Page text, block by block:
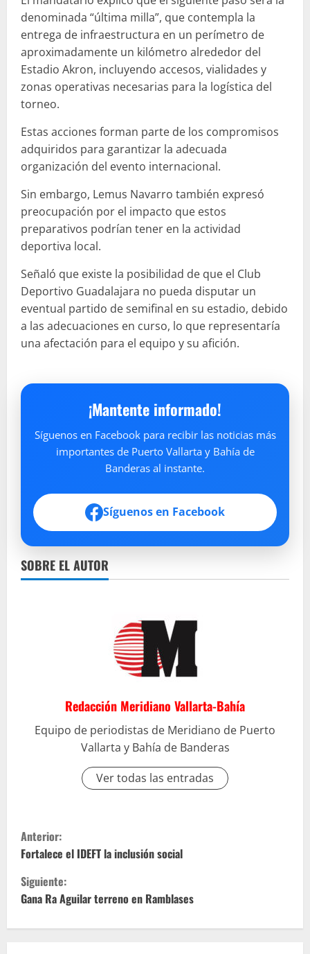
denominada “última milla”, que contempla la
entrega de infraestructura en un perímetro de
aproximadamente un kilómetro alrededor del
Estadio Akron, incluyendo accesos, vialidades y
zonas operativas necesarias para la logística del
torneo.
Estas acciones forman parte de los compromisos
adquiridos para garantizar la adecuada
organización del evento internacional.
Sin embargo, Lemus Navarro también expresó
preocupación por el impacto que estos
preparativos podrían tener en la actividad
deportiva local.
Señaló que existe la posibilidad de que el Club
Deportivo Guadalajara no pueda disputar un
eventual partido de semifinal en su estadio, debido
a las adecuaciones en curso, lo que representaría
una afectación para el equipo y su afición.
¡Mantente informado!
Síguenos en Facebook para recibir las noticias más
importantes de Puerto Vallarta y Bahía de
Banderas al instante.
Síguenos en Facebook
SOBRE EL AUTOR
Redacción Meridiano Vallarta-Bahía
Equipo de periodistas de Meridiano de Puerto
Vallarta y Bahía de Banderas
Ver todas las entradas
S
i
g
Anterior:
Fortalece el IDEFT la inclusión social
Siguiente:
Gana Ra Aguilar terreno en Ramblases